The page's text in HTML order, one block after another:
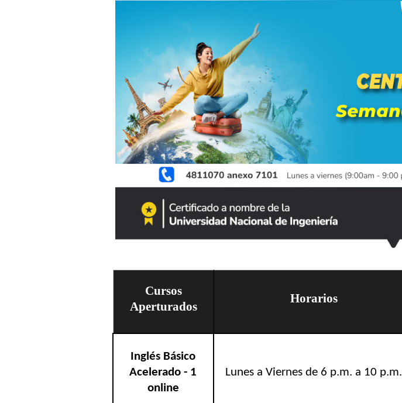
Cursos
Aperturados
Horarios
Inglés Básico
Acelerado - 1
online
Lunes a Viernes de 6 p.m. a 10 p.m.